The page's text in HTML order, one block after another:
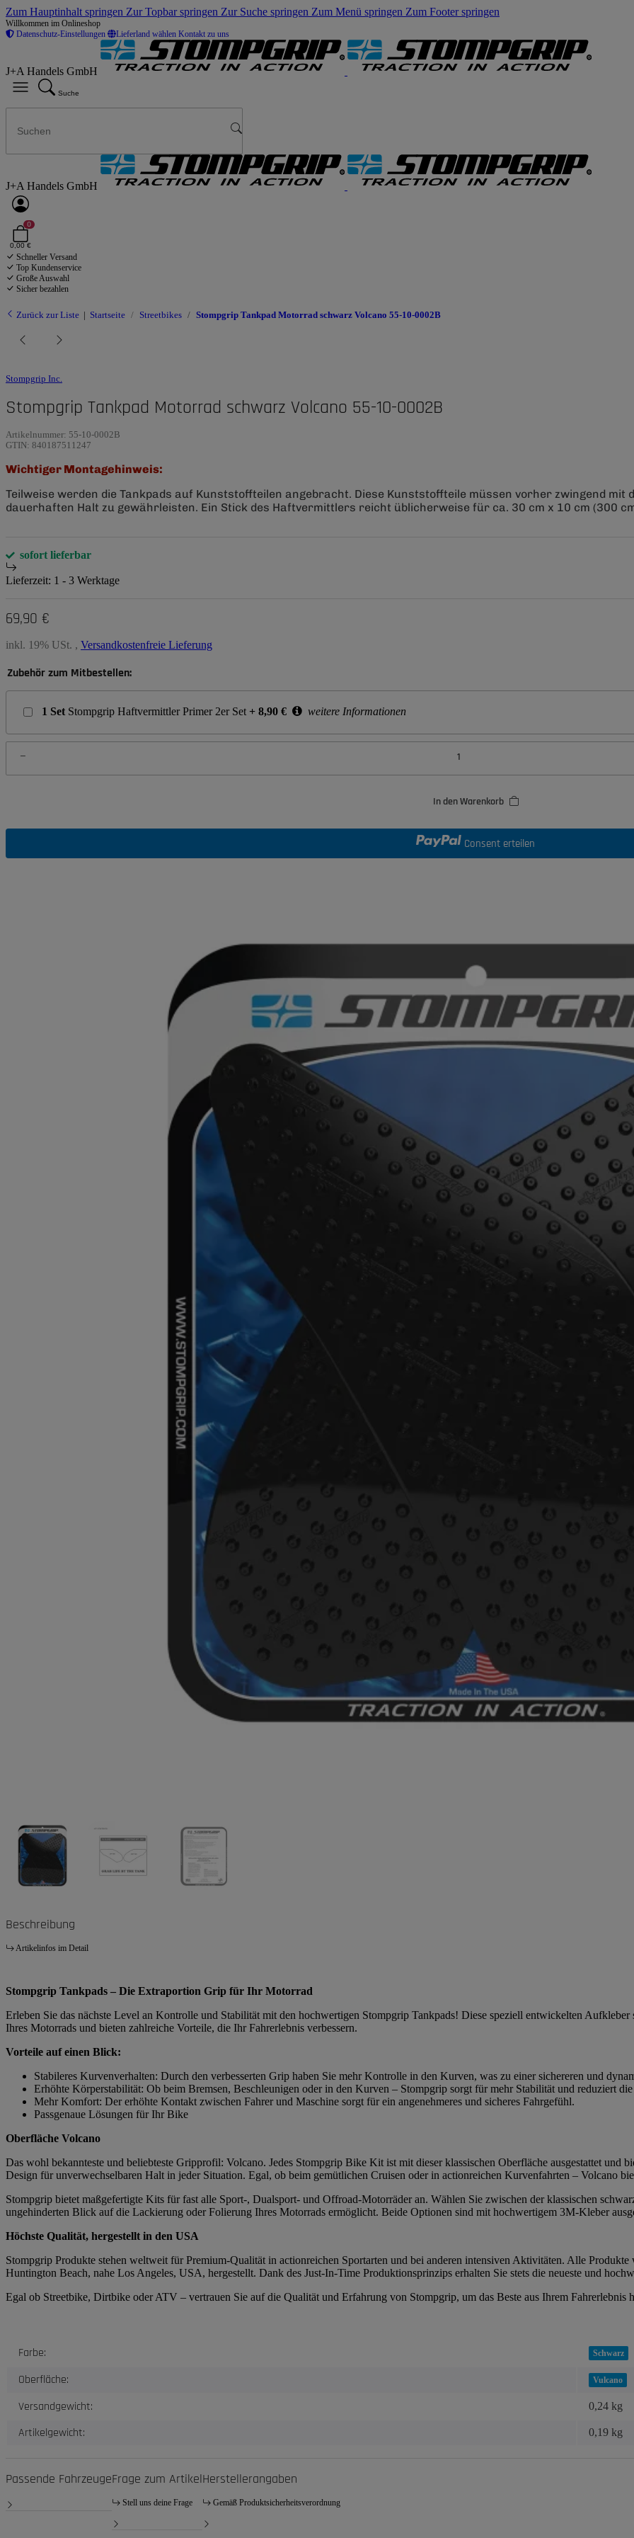
Zum Hauptinhalt springen Zur Topbar springen Zur Suche springen Zum Menü springen Zum Footer springen
Willkommen im Onlineshop
Datenschutz-Einstellungen
Lieferland wählen Kontakt zu uns
J+A Handels GmbH
Suche
J+A Handels GmbH
0
0,00 €
Schneller Versand
Top Kundenservice
Große Auswahl
Sicher bezahlen
Zurück zur Liste Startseite Streetbikes Stompgrip Tankpad Motorrad schwarz Volcano 55-10-0002B
Stompgrip Inc.
Stompgrip Tankpad Motorrad schwarz Volcano 55-10-0002B
Artikelnummer: 55-10-0002B
GTIN: 840187511247
Wichtiger Montagehinweis:
Teilweise werden die Tankpads auf Kunststoffteilen angebracht. Diese Kunststoffteile müssen vorher zwingend
dauerhaften Halt zu gewährleisten. Ein Stick des Haftvermittlers reicht üblicherweise für ca. 30 cm x 10 cm (300
sofort lieferbar
Lieferzeit: 1 - 3 Werktage
69,90 €
inkl. 19% USt. , Versandkostenfreie Lieferung
Zubehör zum Mitbestellen:
1 Set Stompgrip Haftvermittler Primer 2er Set + 8,90 € weitere Informationen
In den Warenkorb
Consent erteilen
Beschreibung
Artikelinfos im Detail
Stompgrip Tankpads – Die Extraportion Grip für Ihr Motorrad
Erleben Sie das nächste Level an Kontrolle und Stabilität mit den hochwertigen Stompgrip Tankpads! Diese speziell entwickelten
Ihres Motorrads und bieten zahlreiche Vorteile, die Ihr Fahrerlebnis verbessern.
Vorteile auf einen Blick:
Stabileres Kurvenverhalten: Durch den verbesserten Grip haben Sie mehr Kontrolle in den Kurven, was zu einer sichereren und
Erhöhte Körperstabilität: Ob beim Bremsen, Beschleunigen oder in den Kurven – Stompgrip sorgt für mehr Stabilität und reduziert
Mehr Komfort: Der erhöhte Kontakt zwischen Fahrer und Maschine sorgt für ein angenehmeres und sicheres Fahrgefühl.
Passgenaue Lösungen für Ihr Bike
Oberfläche Volcano
Das wohl bekannteste und beliebteste Gripprofil: Volcano. Jedes Stompgrip Bike Kit ist mit dieser klassischen Oberfläche ausgestattet und
Design für unverwechselbaren Halt in jeder Situation. Egal, ob beim gemütlichen Cruisen oder in actionreichen Kurvenfahrten – Volcano
Stompgrip bietet maßgefertigte Kits für fast alle Sport-, Dualsport- und Offroad-Motorräder an. Wählen Sie zwischen der klassischen
ungehinderten Blick auf die Lackierung oder Folierung Ihres Motorrads ermöglicht. Beide Optionen sind mit hochwertigem 3M-Kleber
Höchste Qualität, hergestellt in den USA
Stompgrip Produkte stehen weltweit für Premium-Qualität in actionreichen Sportarten und bei anderen intensiven Aktivitäten. Alle
Huntington Beach, nahe Los Angeles, USA, hergestellt. Dank des Just-In-Time Produktionsprinzips erhalten Sie stets die neueste und
Egal ob Streetbike, Dirtbike oder ATV – vertrauen Sie auf die Qualität und Erfahrung von Stompgrip, um das Beste aus Ihrem Fahrerlebnis
Produkteigenschaft
Wert
Farbe: Schwarz
Oberfläche: Vulcano
Versandgewicht: 0,24 kg
Artikelgewicht: 0,19 kg
Passende FahrzeugeFrage zum Artikel
Stell uns deine Frage
Herstellerangaben
Gemäß Produktsicherheitsverordnung